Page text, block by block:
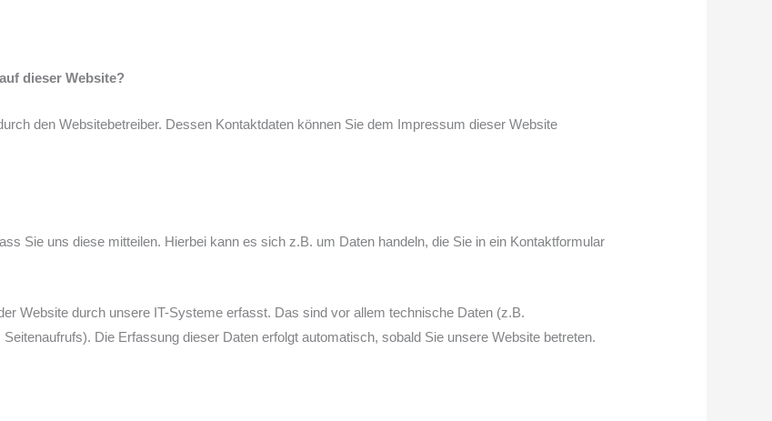
dieser Website?
den Websitebetreiber. Dessen Kontaktdaten können Sie dem Impressum dieser Website
Sie uns diese mitteilen. Hierbei kann es sich z.B. um Daten handeln, die Sie in ein Kontaktformular
Website durch unsere IT-Systeme erfasst. Das sind vor allem technische Daten (z.B.
Die Erfassung dieser Daten erfolgt automatisch, sobald Sie unsere Website betreten.